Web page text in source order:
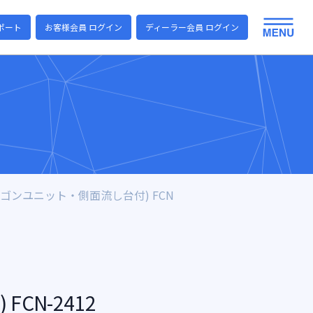
ート お客様会員 ログイン ディーラー会員 ログイン
ンユニット・側面流し台付) FCN
FCN-2412